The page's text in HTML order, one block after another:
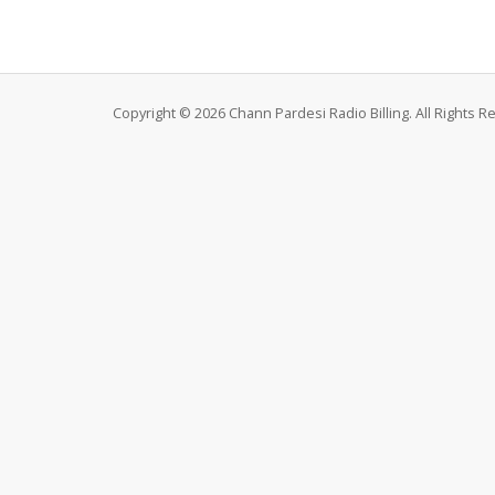
Copyright © 2026 Chann Pardesi Radio Billing. All Rights